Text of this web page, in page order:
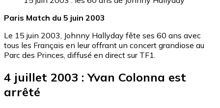
Paris Match du 5 juin 2003
Le 15 juin 2003, Johnny Hallyday fête ses 60 ans avec
tous les Français en leur offrant un concert grandiose au
Parc des Princes, diffusé en direct sur TF1.
4 juillet 2003 : Yvan Colonna est
arrêté